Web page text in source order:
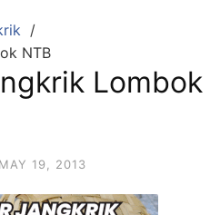
NTB
Lombok
MAY 19, 2013